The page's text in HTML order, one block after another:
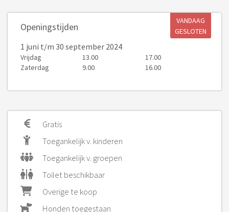
Openingstijden
VANDAAG
GESLOTEN
1 juni t/m 30 september 2024
Vrijdag 13.00
17.00
Zaterdag
9.00 16.00
Gratis
Toegankelijk v. kinderen
Toegankelijk v. groepen
Toilet beschikbaar
Overige te koop
Honden toegestaan